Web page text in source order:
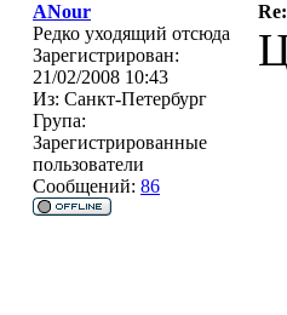
ANour
Редко уходящий отсюда
Зарегистрирован:
21/02/2008 10:43
Из: Санкт-Петербург
Група:
Зарегистрированные
пользователи
Сообщений: 86